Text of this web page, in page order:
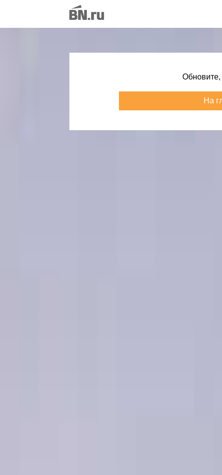
Обновите,
На